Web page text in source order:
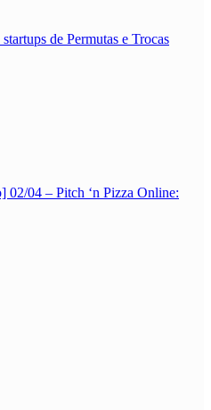
de Permutas e Trocas
02/04 – Pitch ‘n Pizza Online: